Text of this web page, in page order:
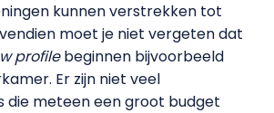
kunnen verstrekken tot
moet je niet vergeten dat
profilebeginnen bijvoorbeeld
Er zijn niet veel
meteen een groot budget